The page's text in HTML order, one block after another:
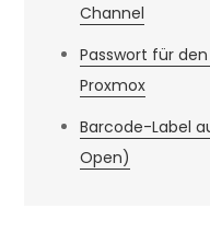
Channel
Passwort für
Proxmox
Barcode-Label
Open)